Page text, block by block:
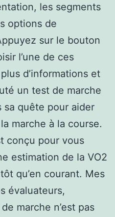
les segments
options de
sur le bouton
l’une de ces
d’informations et
un test de marche
sa quête pour aider
marche à la course.
conçu pour vous
estimation de la VO2
qu’en courant. Mes
évaluateurs,
marche n’est pas